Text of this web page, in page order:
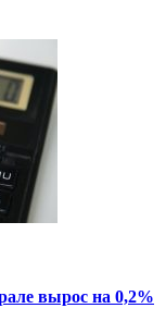
вырос на 0,2%